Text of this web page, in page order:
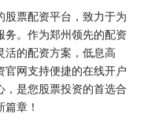
票配资平台，致力于为
务。作为郑州领先的配资
的配资方案，低息高
网支持便捷的在线开户
是您股票投资的首选合
章！